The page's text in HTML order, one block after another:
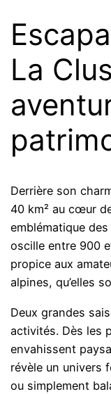
La
Derrière son
40 km² au cœur
emblématique
oscille entre 900
propice aux
alpines, qu’elles
Deux grandes
activités. Dès les
envahissent
révèle un univers
ou simplement